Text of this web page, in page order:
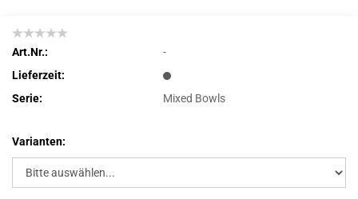
Art.Nr.:
-
Lieferzeit:
Serie:
Mixed Bowls
Varianten: